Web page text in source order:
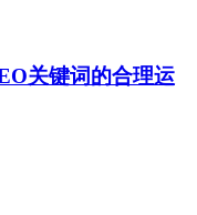
关键词的合理运